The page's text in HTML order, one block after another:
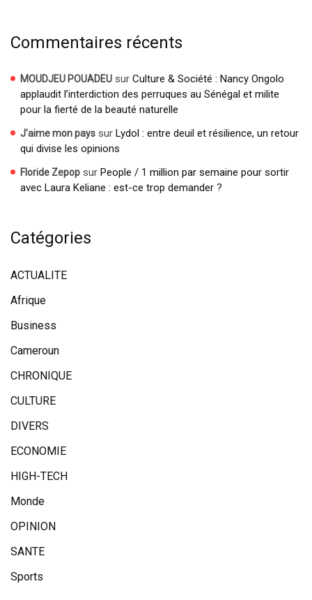
Commentaires récents
MOUDJEU POUADEU sur Culture & Société : Nancy Ongolo
applaudit l’interdiction des perruques au Sénégal et milite
pour la fierté de la beauté naturelle
J'aime mon pays sur Lydol : entre deuil et résilience, un retour
qui divise les opinions
Floride Zepop sur People / 1 million par semaine pour sortir
avec Laura Keliane : est-ce trop demander ?
Catégories
ACTUALITE
Afrique
Business
Cameroun
CHRONIQUE
CULTURE
DIVERS
ECONOMIE
HIGH-TECH
Monde
OPINION
SANTE
Sports